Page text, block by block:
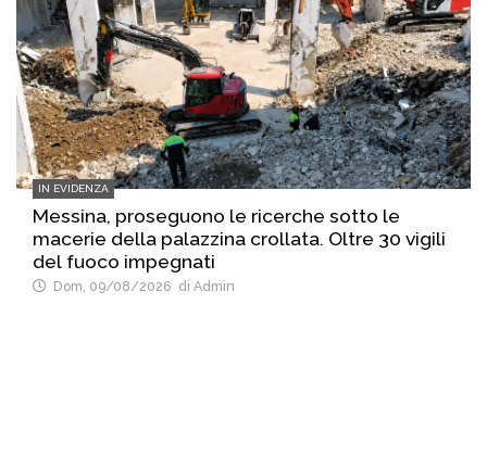
IN EVIDENZA
Messina, proseguono le ricerche sotto le
macerie della palazzina crollata. Oltre 30 vigili
del fuoco impegnati
Dom, 09/08/2026 di Admin